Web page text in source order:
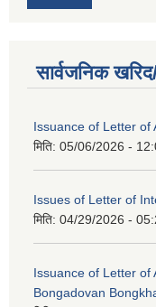
सार्वजनिक
Issuance of Letter of
मिति: 05/06/2026 -
Issues of Letter of
मिति: 04/29/2026 -
Issuance of Letter of
Bongadovan